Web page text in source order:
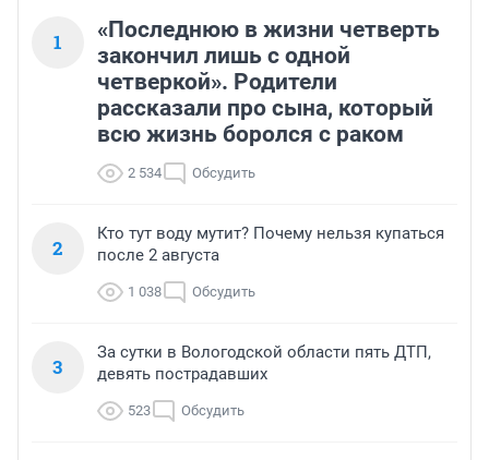
1
«Последнюю в жизни четверть
закончил лишь с одной
четверкой». Родители
рассказали про сына, который
всю жизнь боролся с раком
2 534 Обсудить
2
Кто тут воду мутит? Почему нельзя купаться
после 2 августа
1 038 Обсудить
3
За сутки в Вологодской области пять ДТП,
девять пострадавших
523 Обсудить